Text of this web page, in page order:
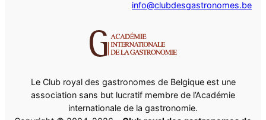
info@clubdesgastronomes.be
Le Club royal des gastronomes de Belgique est une
association sans but lucratif membre de l’Académie
internationale de la gastronomie.